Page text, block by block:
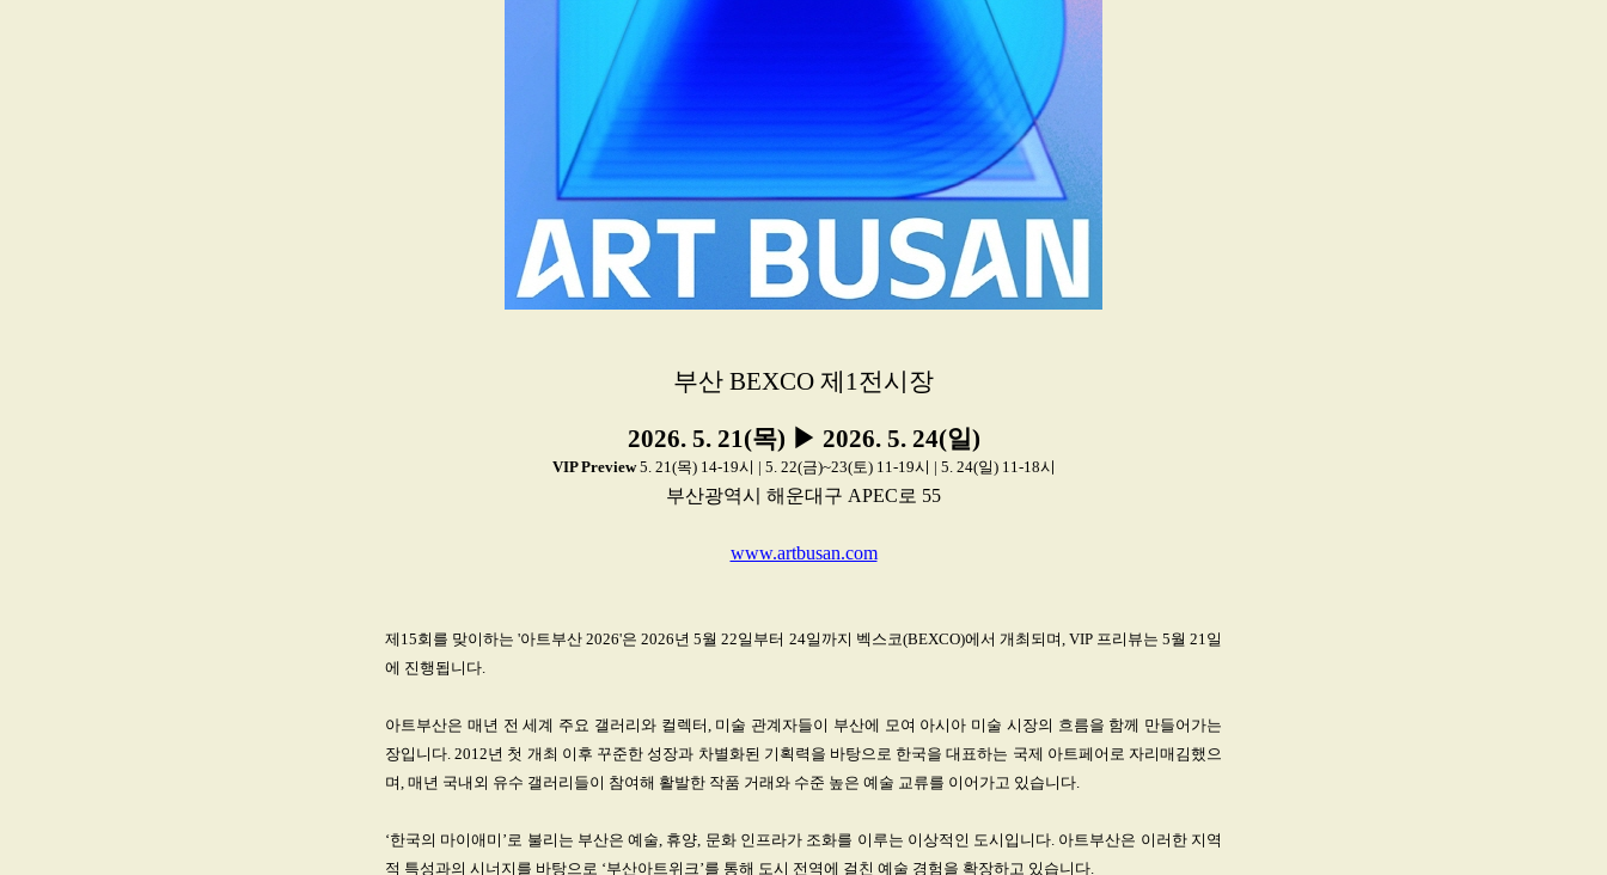
부산 BEXCO 제1전시장
2026. 5. 21(목) ▶ 2026. 5. 24(일)
VIP Preview5. 21(목) 14-19시 | 5. 22(금)~23(토) 11-19시 | 5. 24(일) 11-18시
부산광역시 해운대구 APEC로 55
www.artbusan.com
제15회를 맞이하는 '아트부산 2026'은 2026년 5월 22일부터 24일까지 벡스코(BEXCO)에서 개최되며, VIP 프리뷰는 5월 21일
에 진행됩니다.
아트부산은 매년 전 세계 주요 갤러리와 컬렉터, 미술 관계자들이 부산에 모여 아시아 미술 시장의 흐름을 함께 만들어가는
장입니다. 2012년 첫 개최 이후 꾸준한 성장과 차별화된 기획력을 바탕으로 한국을 대표하는 국제 아트페어로 자리매김했으
며, 매년 국내외 유수 갤러리들이 참여해 활발한 작품 거래와 수준 높은 예술 교류를 이어가고 있습니다.
‘한국의 마이애미’로 불리는 부산은 예술, 휴양, 문화 인프라가 조화를 이루는 이상적인 도시입니다. 아트부산은 이러한 지역
적 특성과의 시너지를 바탕으로 ‘부산아트위크’를 통해 도시 전역에 걸친 예술 경험을 확장하고 있습니다.